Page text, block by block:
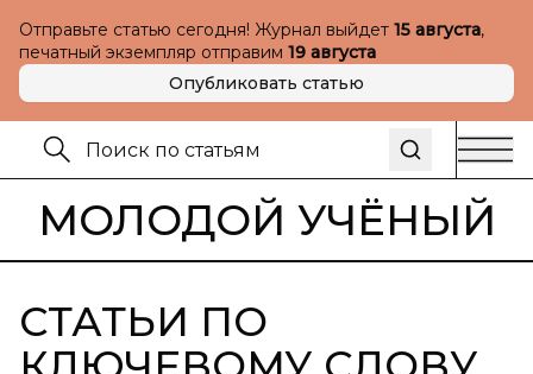
Отправьте статью сегодня! Журнал выйдет 15 августа,
печатный экземпляр отправим 19 августа
Опубликовать статью
МОЛОДОЙ УЧЁНЫЙ
СТАТЬИ ПО